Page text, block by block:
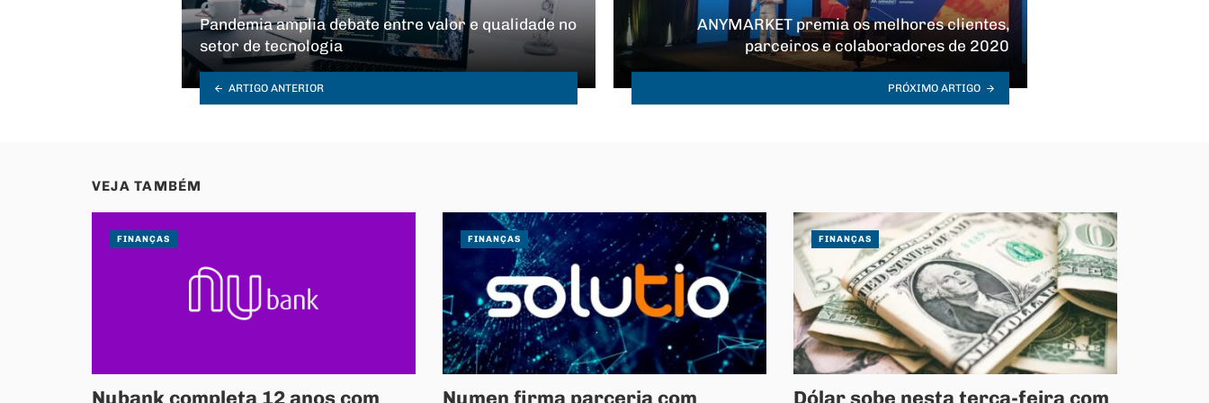
Pandemia amplia debate entre valor e qualidade no
setor de tecnologia
ARTIGO ANTERIOR
ANYMARKET premia os melhores clientes,
parceiros e colaboradores de 2020
PRÓXIMO ARTIGO
VEJA TAMBÉM
Nubank completa 12 anos com
FINANÇAS
Numen firma parceria com
FINANÇAS
Dólar sobe nesta terça-feira com
FINANÇAS